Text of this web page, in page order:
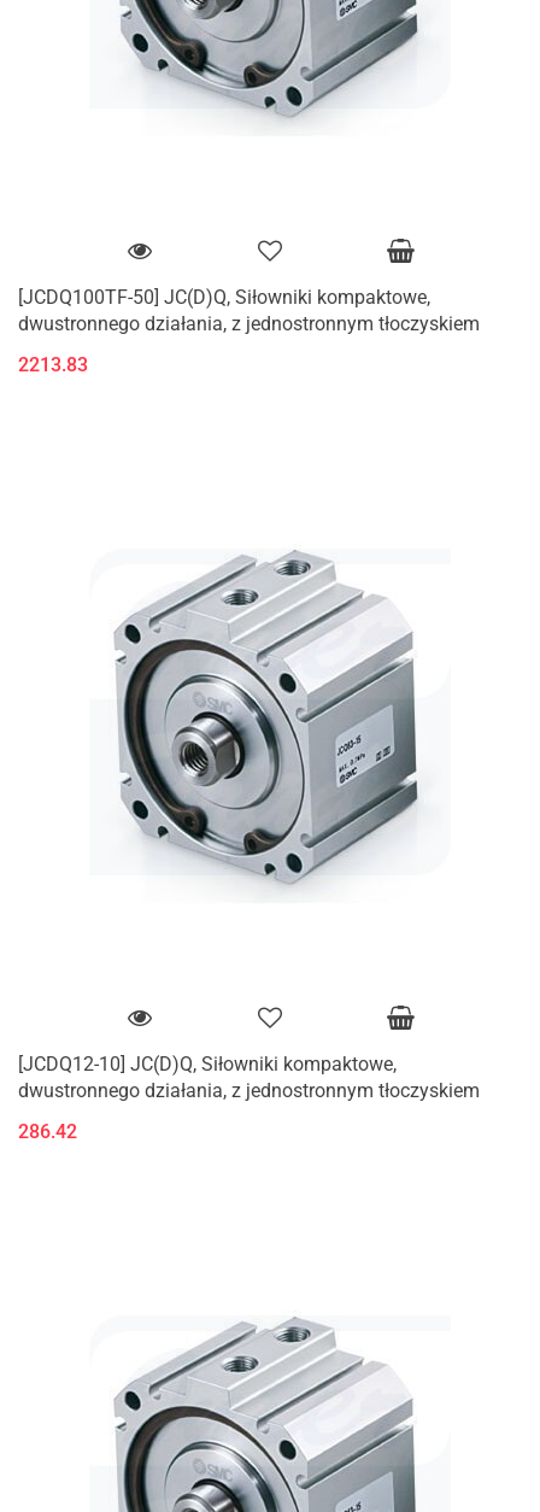
[JCDQ100TF-50] JC(D)Q, Siłowniki kompaktowe,
dwustronnego działania, z jednostronnym tłoczyskiem
2213.83
[JCDQ12-10] JC(D)Q, Siłowniki kompaktowe,
dwustronnego działania, z jednostronnym tłoczyskiem
286.42